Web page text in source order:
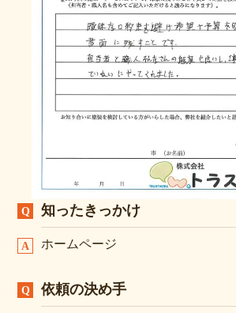
知ったきっかけ
ホームページ
依頼の決め手